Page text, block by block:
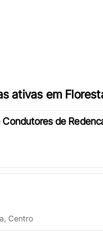
ativas em
de
Centro